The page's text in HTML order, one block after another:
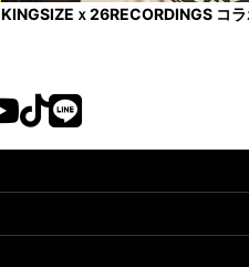
KINGSIZEｘ26RECORDINGS コ